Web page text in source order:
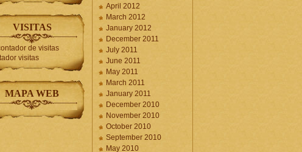
VISITAS
visitas
MAPA WEB
April 2012
March 2012
January 2012
December 2011
July 2011
June 2011
May 2011
March 2011
January 2011
December 2010
November 2010
October 2010
September 2010
May 2010